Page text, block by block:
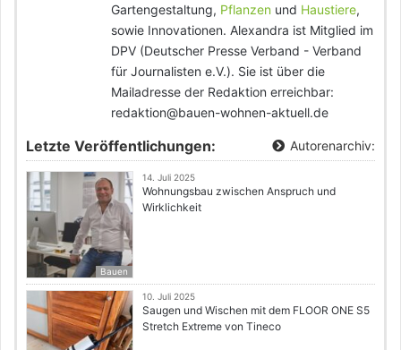
Gartengestaltung, Pflanzen und Haustiere,
sowie Innovationen. Alexandra ist Mitglied im
DPV (Deutscher Presse Verband - Verband
für Journalisten e.V.). Sie ist über die
Mailadresse der Redaktion erreichbar:
redaktion@bauen-wohnen-aktuell.de
Letzte Veröffentlichungen: Autorenarchiv:
Bauen
14. Juli 2025
Wohnungsbau zwischen Anspruch und
Wirklichkeit
10. Juli 2025
Saugen und Wischen mit dem FLOOR ONE S5
Stretch Extreme von Tineco